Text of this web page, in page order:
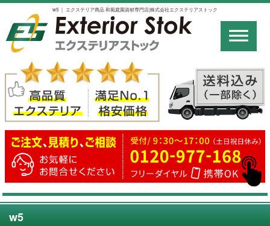
w5 ｜ エクステリア商品 和風庭園資材専門店|株式会社エクステリアストック
w5